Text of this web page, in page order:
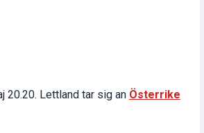
20.20. Lettland tar sig an Österrike